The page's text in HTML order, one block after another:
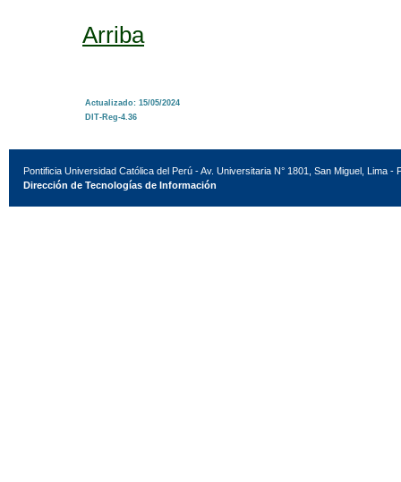
Arriba
Actualizado: 15/05/2024
DIT-Reg-4.36
Pontificia Universidad Católica del Perú - Av. Universitaria N° 1801, San Miguel, Lima -
Dirección de Tecnologías de Información